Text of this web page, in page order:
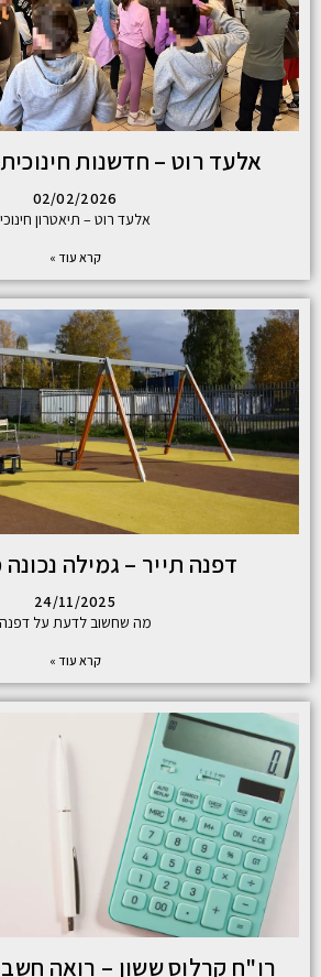
אלעד רוט – חדשנות
02/02/2026
אלעד רוט – תיאטרון חינוכי
קרא עוד »
דפנה תייר – גמילה
24/11/2025
מה שחשוב לדעת על דפנה
קרא עוד »
רו"ח קרלוס ששון – רואה